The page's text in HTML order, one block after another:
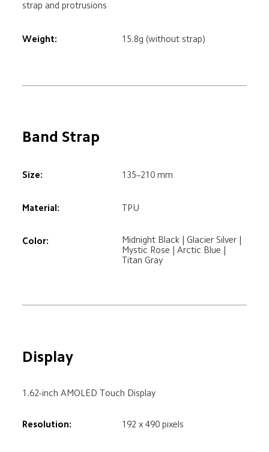
strap and protrusions
Weight: 15.8g (without strap)
Band Strap
Size: 135–210 mm
Material: TPU
Color:
Midnight Black | Glacier Silver |
Mystic Rose | Arctic Blue |
Titan Gray
Display
1.62-inch AMOLED Touch Display
Resolution: 192 x 490 pixels